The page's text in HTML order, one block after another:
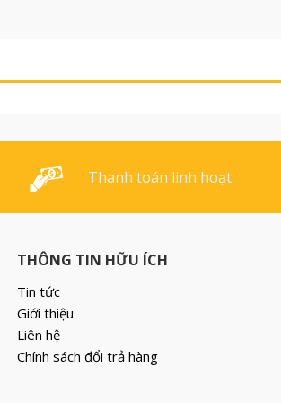
chất liệu cũng như
[...]
xếp lớp giúp
Thanh toán linh hoạt
THÔNG TIN HỮU ÍCH
Tin tức
Giới thiệu
Liên hệ
Chính sách đổi trả hàng